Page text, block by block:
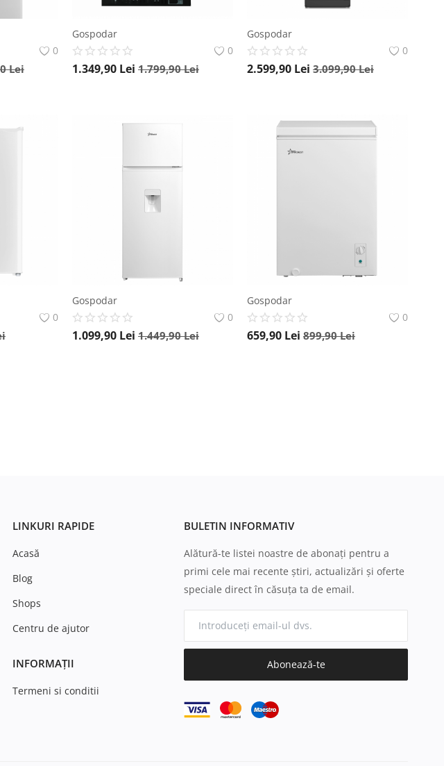
0
Lei
Gospodar
0
1.349,90 Lei 1.799,90Lei
Gospodar
0
2.599,90 Lei 3.099,90Lei
0
Gospodar
0
1.099,90 Lei 1.449,90Lei
Gospodar
0
659,90 Lei 899,90Lei
LINKURI RAPIDE
Acasă
Blog
Shops
Centru de ajutor
INFORMAȚII
Termeni si conditii
BULETIN INFORMATIV
Alătură-te listei noastre de abonați pentru a
primi cele mai recente știri, actualizări și oferte
speciale direct în căsuța ta de email.
Abonează-te